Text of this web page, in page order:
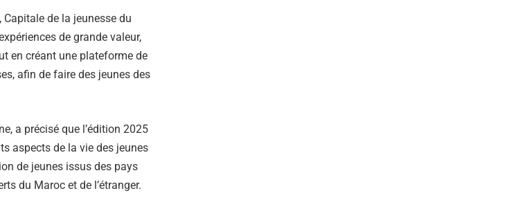
de la jeunesse du
de grande valeur,
en créant une plateforme de
afin de faire des jeunes des
a précisé que l’édition 2025
aspects de la vie des jeunes
de jeunes issus des pays
du Maroc et de l’étranger.